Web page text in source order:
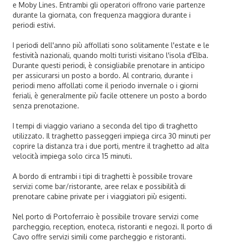
e Moby Lines. Entrambi gli operatori offrono varie partenze
durante la giornata, con frequenza maggiora durante i
periodi estivi.
I periodi dell'anno più affollati sono solitamente l'estate e le
festività nazionali, quando molti turisti visitano l'isola d'Elba.
Durante questi periodi, è consigliabile prenotare in anticipo
per assicurarsi un posto a bordo. Al contrario, durante i
periodi meno affollati come il periodo invernale o i giorni
feriali, è generalmente più facile ottenere un posto a bordo
senza prenotazione.
I tempi di viaggio variano a seconda del tipo di traghetto
utilizzato. Il traghetto passeggeri impiega circa 30 minuti per
coprire la distanza tra i due porti, mentre il traghetto ad alta
velocità impiega solo circa 15 minuti.
A bordo di entrambi i tipi di traghetti è possibile trovare
servizi come bar/ristorante, aree relax e possibilità di
prenotare cabine private per i viaggiatori più esigenti.
Nel porto di Portoferraio è possibile trovare servizi come
parcheggio, reception, enoteca, ristoranti e negozi. Il porto di
Cavo offre servizi simili come parcheggio e ristoranti.